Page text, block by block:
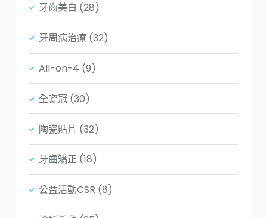
牙齒美白 (28)
牙周病治療 (32)
All-on-4 (9)
全瓷冠 (30)
陶瓷貼片 (32)
牙齒矯正 (18)
公益活動CSR (8)